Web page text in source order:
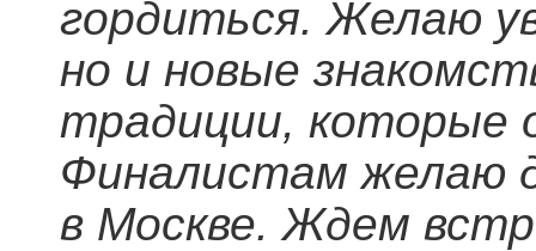
гордиться. Желаю
но и новые
традиции, которые
Финалистам желаю
в Москве. Ждем